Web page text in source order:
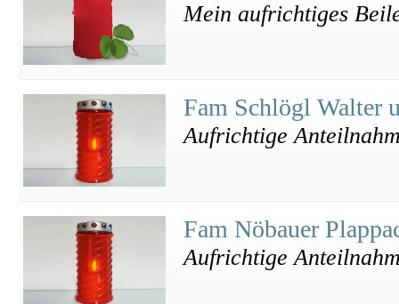
Mein aufrichtiges
Fam Schlögl Walter
Aufrichtige
Fam Nöbauer
Aufrichtige